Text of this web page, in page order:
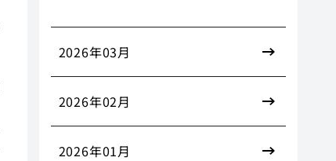
2026年03月
2026年02月
2026年01月